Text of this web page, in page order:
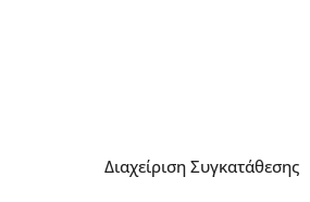
Διαχείριση Συγκατάθεσης